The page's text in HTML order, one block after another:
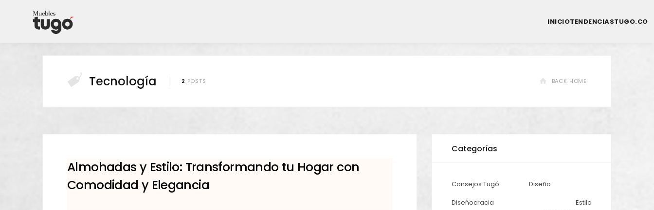
Tecnología 2 POSTS BACK HOME
Almohadas y Estilo: Transformando tu Hogar con
Comodidad y Elegancia
Categorías
Consejos Tugó
Diseño
Diseñocracia
Estilo
INICIOTENDENCIASTUGO.CO